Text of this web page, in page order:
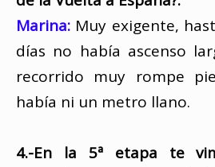
Marina: Muy exigente,
días no había ascenso
recorrido muy rompe
había ni un metro llano.
4.-En la 5ª etapa te